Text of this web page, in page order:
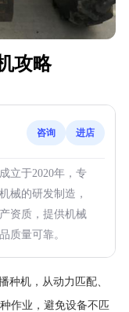
攻略
咨询 进店
立于2020年，专
械的研发制造，
资质，提供机械
质量可靠。
种机，从动力匹配、
作业，避免设备不匹